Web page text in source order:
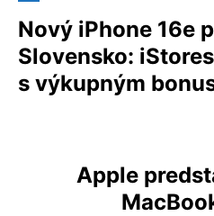
Nový iPhone 16e
Slovensko:
s výkupným
Apple